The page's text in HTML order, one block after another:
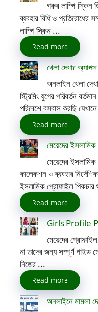
গরুর লাম্পি স্কিন
ব্যবহার বিধি ও প্রতিরোধের
লাম্পি স্কিন ...
Read more
খেলা দেখার অ্যাপস
অনলাইন খেলা
স্ট্রিমিং যুগের পরিবর্তন
পরিবেশে বসবাস করছি
Read more
মেয়েদের
মেয়েদের
কালেকশন ও ব্যবহার
ইসলামিক প্রোফাইল
Read more
Girls Profile
মেয়েদের প্রোফাইল
না তাদের জন্য সম্পূর্ণ গাইড
নিজের ...
Read more
অনলাইনে মামলা